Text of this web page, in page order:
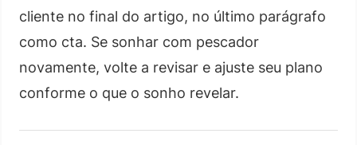
cliente no final do artigo, no último parágrafo
como cta. Se sonhar com pescador
novamente, volte a revisar e ajuste seu plano
conforme o que o sonho revelar.